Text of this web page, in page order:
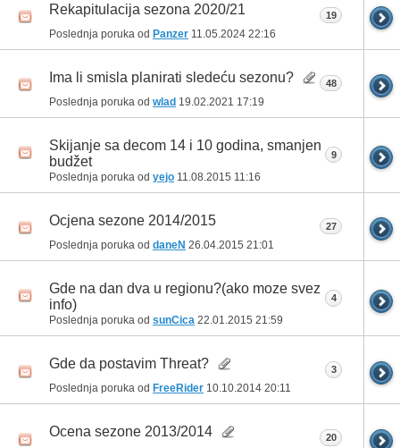
Rekapitulacija sezona 2020/21
Poslednja poruka od Panzer 11.05.2024 22:16
19
Ima li smisla planirati sledeću sezonu?
Poslednja poruka od wlad 19.02.2021 17:19
48
Skijanje sa decom 14 i 10 godina, smanjen
budžet
Poslednja poruka od yejo 11.08.2015 11:16
9
Ocjena sezone 2014/2015
Poslednja poruka od daneN 26.04.2015 21:01
27
Gde na dan dva u regionu?(ako moze svez
info)
Poslednja poruka od sunCica 22.01.2015 21:59
4
Gde da postavim Threat?
Poslednja poruka od FreeRider 10.10.2014 20:11
3
Ocena sezone 2013/2014 20